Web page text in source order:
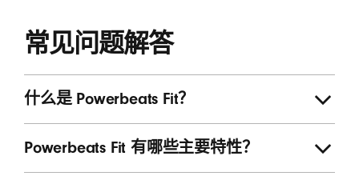
常见问题解答
什么是 Powerbeats Fit？
Powerbeats Fit 有哪些主要特性？